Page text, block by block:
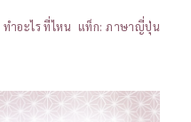
ทำอะไร ที่ไหน แท็ก: ภาษาญี่ปุ่น